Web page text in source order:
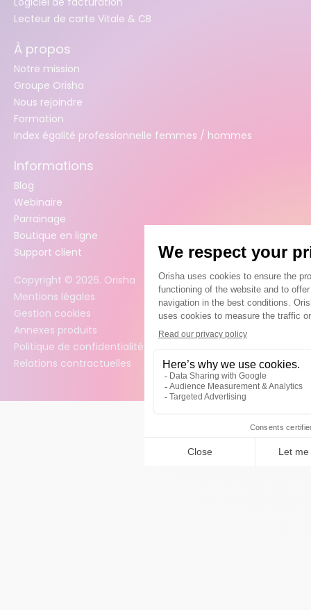
Lecteur de carte Vitale & CB
À propos
Notre mission
Groupe Orisha
Nous rejoindre
Formation
Index égalité professionnelle femmes / hommes
Informations
Blog
Webinaire
Parrainage
Boutique en ligne
Support client
Copyright © 2026. Orisha
Mentions légales
Gestion cookies
Annexes produits
Politique de confidentialité des données
Relations contractuelles